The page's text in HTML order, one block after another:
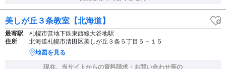
美しが丘３条教室【北海道】
最寄駅 札幌市営地下鉄東西線大谷地駅
住所 北海道札幌市清田区美しが丘３条５丁目５－１５
地図を見る
現在、当サイトからの資料請求・お問い合わせ等の